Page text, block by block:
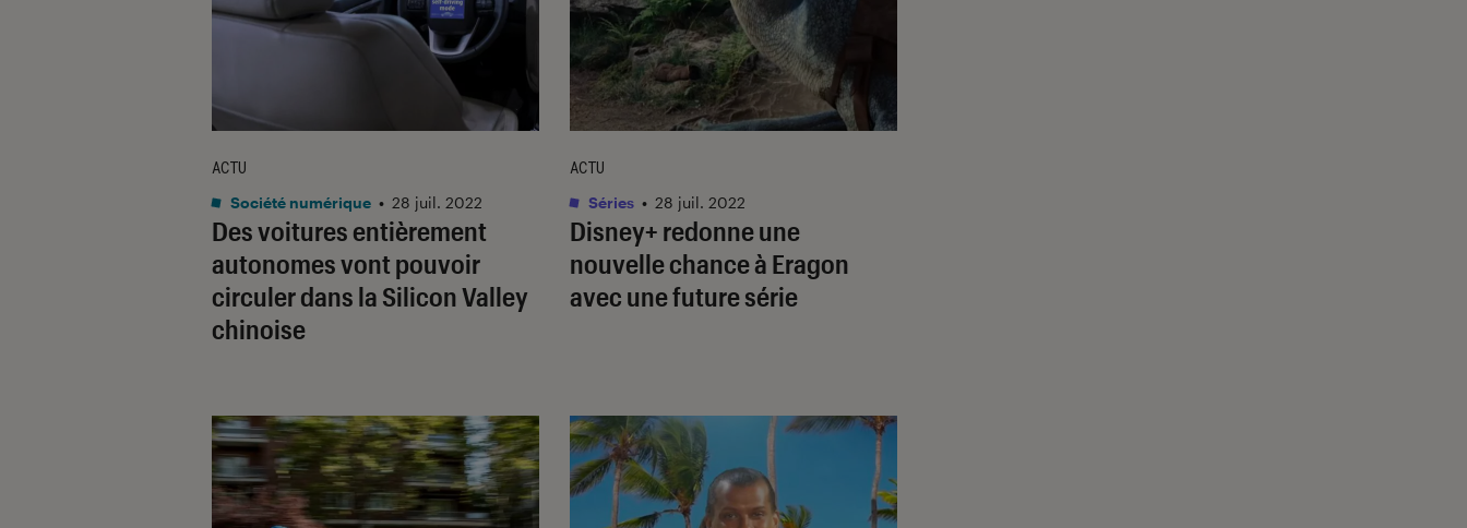
Des voitures entièrement
autonomes vont pouvoir
circuler dans la Silicon Valley
chinoise
ACTU
Société numérique • 28 juil. 2022
Disney+ redonne une
nouvelle chance à Eragon
avec une future série
ACTU
Séries • 28 juil. 2022